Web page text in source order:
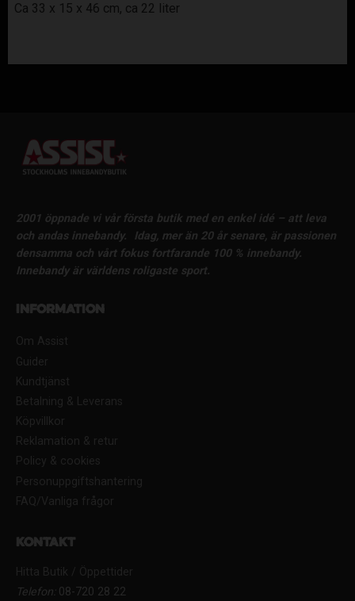
Ca 33 x 15 x 46 cm, ca 22 liter
2001 öppnade vi vår första butik med en enkel idé – att leva
och andas innebandy.
Idag, mer än 20 år senare, är passionen
densamma och vårt fokus fortfarande 100 % innebandy.
Innebandy är världens roligaste sport.
Information
Om Assist
Guider
Kundtjänst
Betalning & Leverans
Köpvillkor
Reklamation & retur
Policy & cookies
Personuppgiftshantering
FAQ/Vanliga frågor
Kontakt
Hitta Butik / Öppettider
Telefon:08-720 28 22